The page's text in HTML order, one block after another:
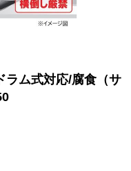
ラム式対応/腐食（サ